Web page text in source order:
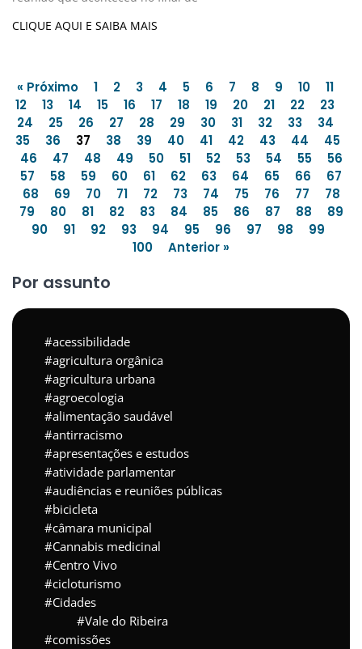
CLIQUE AQUI E SAIBA MAIS
« Próximo 1 2 3 4 5 6 7 8 9 10
11
12
13 14 15 16 17 18 19 20 21 22
23
24
25 26 27 28 29 30 31 32 33
34
35
36 37 38 39 40 41 42 43 44
45
46
47 48 49 50 51 52 53 54 55
56
57
58 59 60 61 62 63 64 65 66
67
68
69 70 71 72 73 74 75 76 77
78
79
80 81 82 83 84 85 86 87 88
89
90
91 92 93 94 95 96 97 98
99
100
Anterior »
Por assunto
acessibilidade
agricultura orgânica
agricultura urbana
agroecologia
alimentação saudável
antirracismo
apresentações e estudos
atividade parlamentar
audiências e reuniões públicas
bicicleta
câmara municipal
Cannabis medicinal
Centro Vivo
cicloturismo
Cidades
Vale do Ribeira
comissões